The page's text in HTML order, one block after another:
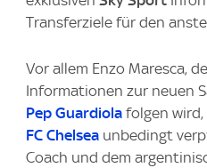
Transferziele für den
Vor allem Enzo Maresca,
Informationen zur neuen
Pep Guardiola folgen
FC Chelsea unbedingt
Coach und dem